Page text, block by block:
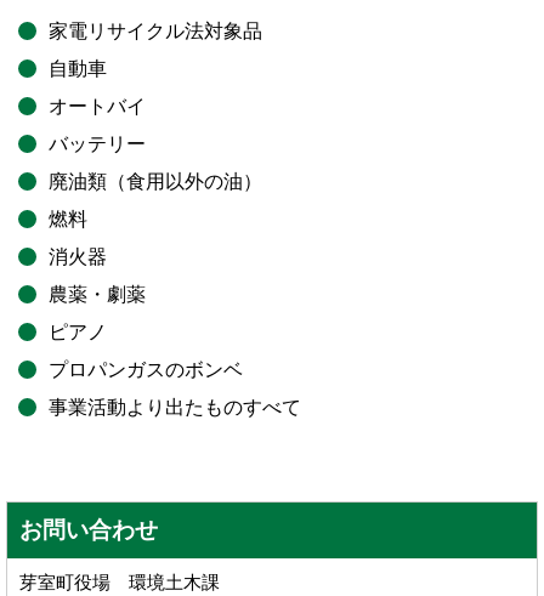
家電リサイクル法対象品
自動車
オートバイ
バッテリー
廃油類（食用以外の油）
燃料
消火器
農薬・劇薬
ピアノ
プロパンガスのボンベ
事業活動より出たものすべて
お問い合わせ
芽室町役場 環境土木課